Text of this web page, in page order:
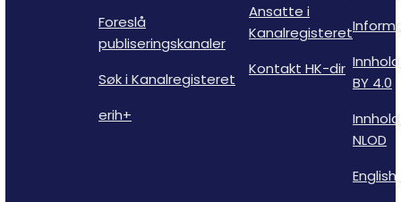
Foreslå
publiseringskanaler
Søk i Kanalregisteret
erih+
Ansatte i
Kanalregisteret
Kontakt HK-dir
BY 4.0
NLOD